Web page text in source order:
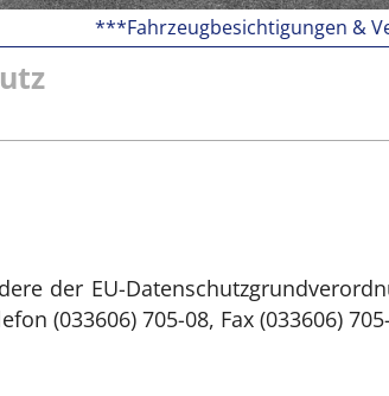
***Fahrzeugbesichtigungen &
der EU-
(033606) 705-08, Fax (033606)